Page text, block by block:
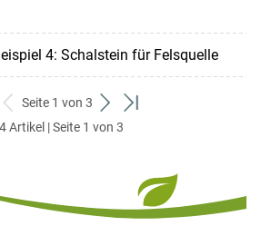
4: Schalstein für Felsquelle
zurück
zum
Seite 1 von 3
weiter
zum
zum
Artikel | Seite 1 von 3